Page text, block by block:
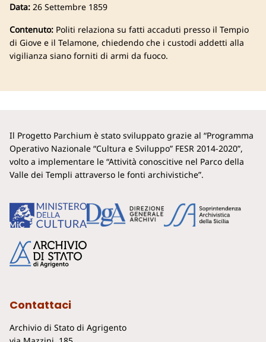
Data: 26 Settembre 1859
Contenuto: Politi relaziona su fatti accaduti presso il Tempio
di Giove e il Telamone, chiedendo che i custodi addetti alla
vigilianza siano forniti di armi da fuoco.
Il Progetto Parchium è stato sviluppato grazie al “Programma
Operativo Nazionale “Cultura e Sviluppo” FESR 2014-2020”,
volto a implementare le “Attività conoscitive nel Parco della
Valle dei Templi attraverso le fonti archivistiche”.
Contattaci
Archivio di Stato di Agrigento